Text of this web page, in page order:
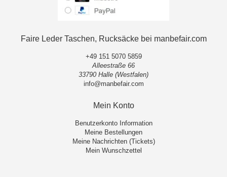
Faire Leder Taschen, Rucksäcke bei manbefair.com
+49 151 5070 5859
Alleestraße 66
33790 Halle (Westfalen)
info@manbefair.com
Mein Konto
Benutzerkonto Information
Meine Bestellungen
Meine Nachrichten (Tickets)
Mein Wunschzettel